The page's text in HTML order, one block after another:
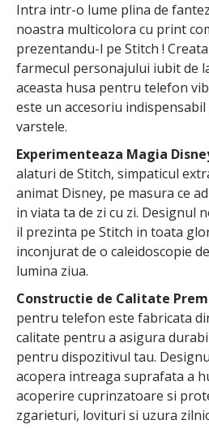
Intra intr-o lume plina de
noastra multicolora cu print
prezentandu-l pe Stitch !
farmecul personajului iubit de
aceasta husa pentru telefon
este un accesoriu
varstele.
Experimenteaza Magia
alaturi de Stitch, simpaticul
animat Disney, pe masura ce
in viata ta de zi cu zi. Designul
il prezinta pe Stitch in toata
inconjurat de o caleidoscopie
lumina ziua.
Constructie de Calitate
pentru telefon este fabricata
calitate pentru a asigura
pentru dispozitivul tau.
acopera intreaga suprafata a
acoperire cuprinzatoare si
zgarieturi, lovituri si uzura